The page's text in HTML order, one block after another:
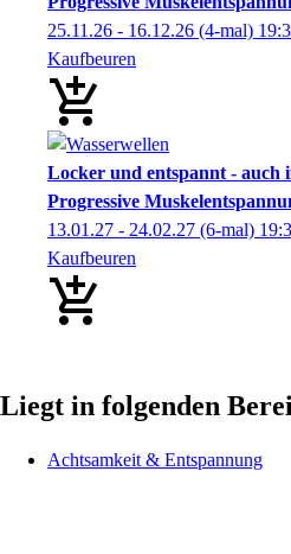
25.11.26 - 16.12.26 (4-mal)
Kaufbeuren
Locker und entspannt - auch
Progressive
13.01.27 - 24.02.27 (6-mal)
Kaufbeuren
Liegt in folgenden
Achtsamkeit & Entspannung